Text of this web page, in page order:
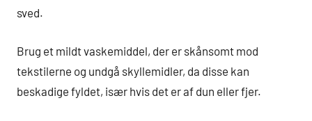
sved.
Brug et mildt vaskemiddel, der er skånsomt mod
tekstilerne og undgå skyllemidler, da disse kan
beskadige fyldet, især hvis det er af dun eller fjer.